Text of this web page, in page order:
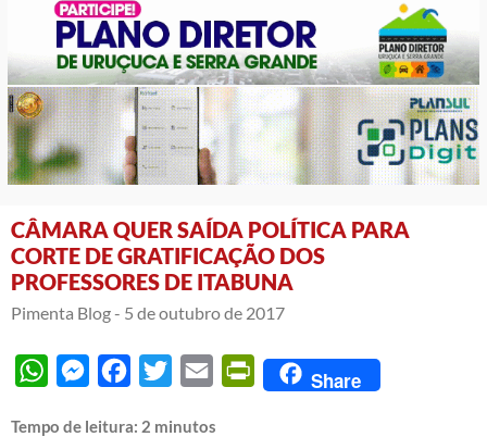
CÂMARA QUER SAÍDA POLÍTICA PARA
CORTE DE GRATIFICAÇÃO DOS
PROFESSORES DE ITABUNA
Pimenta Blog - 5 de outubro de 2017
WhatsAppMessengerFacebook
Twitter Email PrintFriendly
Share
Tempo de leitura: 2 minutos